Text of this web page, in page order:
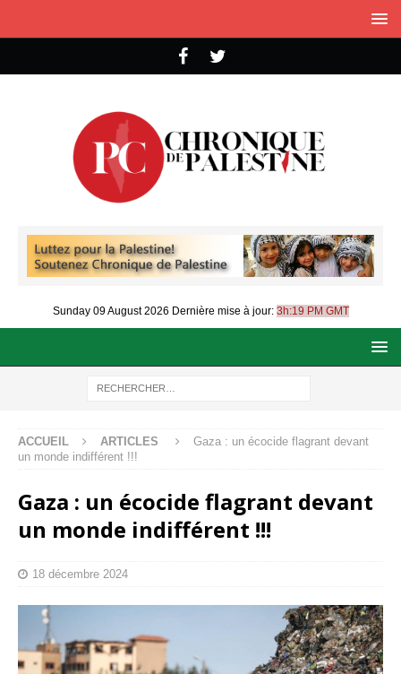
Sunday 09 August 2026 Dernière mise à jour: 3h:19 PM GMT
ACCUEIL ARTICLES
Gaza : un écocide flagrant devant
un monde indifférent !!!
Gaza : un écocide flagrant devant
un monde indifférent !!!
18 décembre 2024